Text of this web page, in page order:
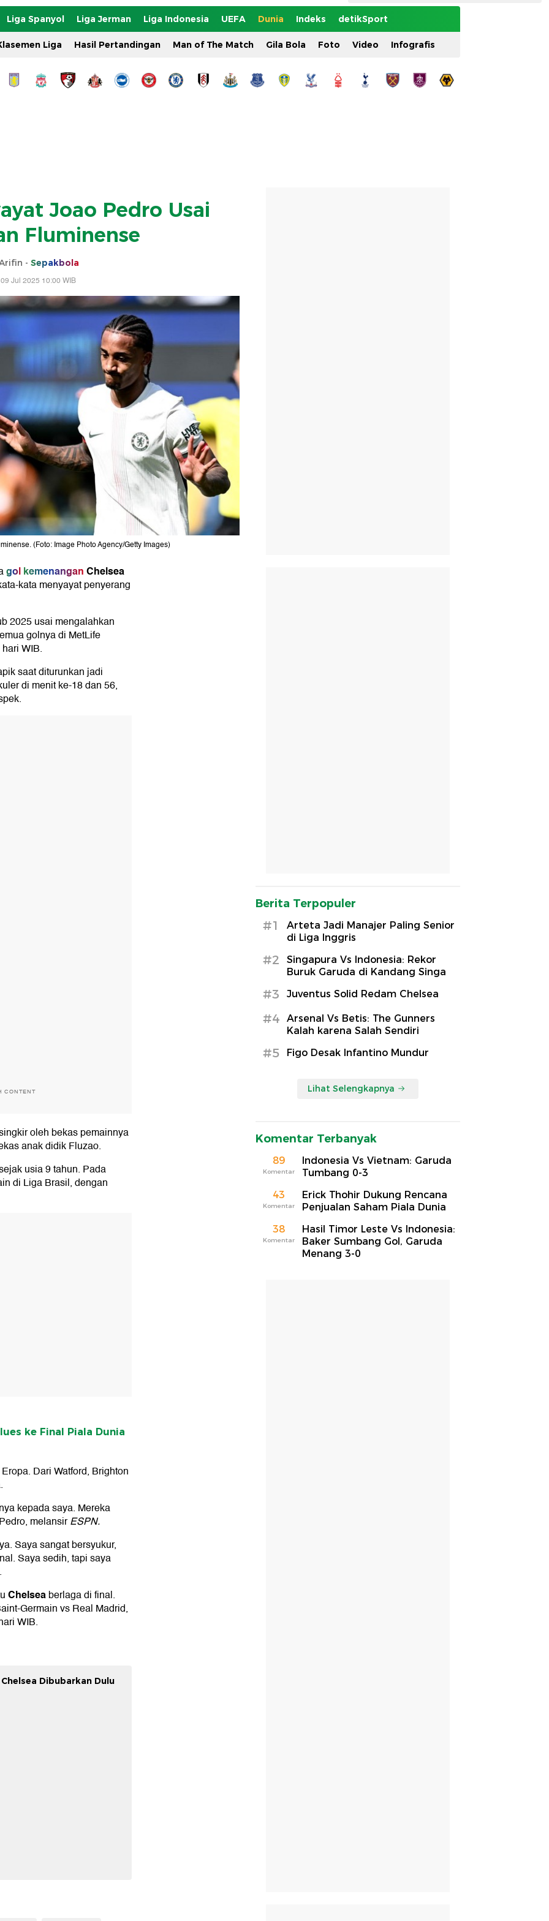
Liga Spanyol Liga Jerman Liga Indonesia UEFA Dunia Indeks detikSport
Liga Hasil Pertandingan Man of The Match Gila Bola Foto Video Infografis
Joao Pedro Usai
Fluminense
- Sepakbola
Jul 2025 10:00 WIB
(Foto: Image Photo Agency/Getty Images)
golkemenanganChelsea
kata menyayat penyerang
2025 usai mengalahkan
golnya di MetLife
WIB.
saat diturunkan jadi
di menit ke-18 dan 56,
CONTENT
oleh bekas pemainnya
anak didik Fluzao.
usia 9 tahun. Pada
di Liga Brasil, dengan
ke Final Piala Dunia
Dari Watford, Brighton
kepada saya. Mereka
melansirESPN.
Saya sangat bersyukur,
Saya sedih, tapi saya
Chelseaberlaga di final.
Germain vs Real Madrid,
WIB.
Dibubarkan Dulu
Berita Terpopuler
#1
Arteta Jadi Manajer Paling Senior
di Liga Inggris
#2
Singapura Vs Indonesia: Rekor
Buruk Garuda di Kandang Singa
#3 Juventus Solid Redam Chelsea
#4
Arsenal Vs Betis: The Gunners
Kalah karena Salah Sendiri
#5 Figo Desak Infantino Mundur
Lihat Selengkapnya
Komentar Terbanyak
89
Komentar
Indonesia Vs Vietnam: Garuda
Tumbang 0-3
43
Komentar
Erick Thohir Dukung Rencana
Penjualan Saham Piala Dunia
38
Komentar
Hasil Timor Leste Vs Indonesia:
Baker Sumbang Gol, Garuda
Menang 3-0